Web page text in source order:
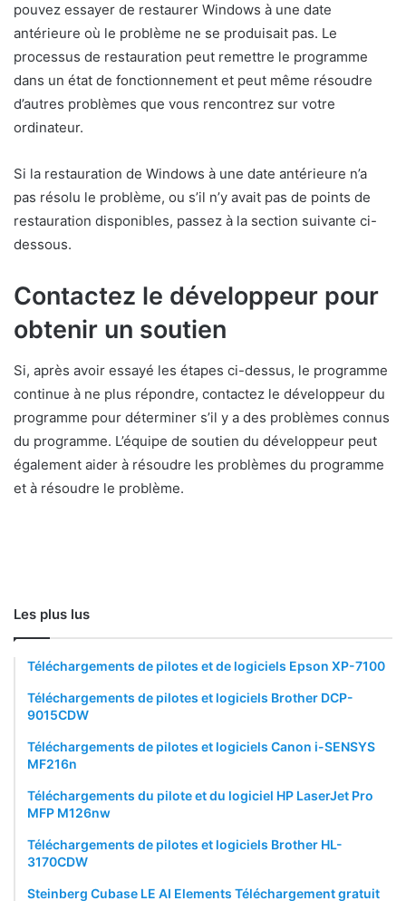
pouvez essayer de restaurer Windows à une date
antérieure où le problème ne se produisait pas. Le
processus de restauration peut remettre le programme
dans un état de fonctionnement et peut même résoudre
d’autres problèmes que vous rencontrez sur votre
ordinateur.
Si la restauration de Windows à une date antérieure n’a
pas résolu le problème, ou s’il n’y avait pas de points de
restauration disponibles, passez à la section suivante ci-
dessous.
Contactez le développeur pour
obtenir un soutien
Si, après avoir essayé les étapes ci-dessus, le programme
continue à ne plus répondre, contactez le développeur du
programme pour déterminer s’il y a des problèmes connus
du programme. L’équipe de soutien du développeur peut
également aider à résoudre les problèmes du programme
et à résoudre le problème.
Les plus lus
Téléchargements de pilotes et de logiciels Epson XP-7100
Téléchargements de pilotes et logiciels Brother DCP-
9015CDW
Téléchargements de pilotes et logiciels Canon i-SENSYS
MF216n
Téléchargements du pilote et du logiciel HP LaserJet Pro
MFP M126nw
Téléchargements de pilotes et logiciels Brother HL-
3170CDW
Steinberg Cubase LE AI Elements Téléchargement gratuit